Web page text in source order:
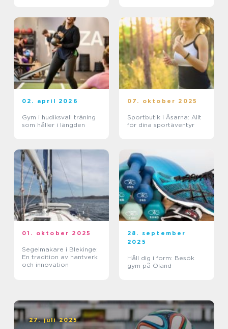
02. april 2026
Gym i hudiksvall träning
som håller i längden
07. oktober 2025
Sportbutik i Åsarna: Allt
för dina sportäventyr
01. oktober 2025
Segelmakare i Blekinge:
En tradition av hantverk
och innovation
28. september
2025
Håll dig i form: Besök
gym på Öland
27. juli 2025